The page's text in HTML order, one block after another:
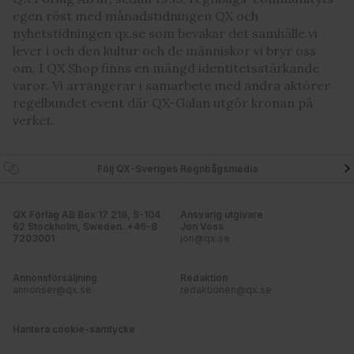
egen röst med månadstidningen QX och
nyhetstidningen qx.se som bevakar det samhälle vi
lever i och den kultur och de människor vi bryr oss
om. I QX Shop finns en mängd identitetsstärkande
varor. Vi arrangerar i samarbete med andra aktörer
regelbundet event där QX-Galan utgör kronan på
verket.
Följ QX-Sveriges Regnbågsmedia
QX Förlag AB Box 17 218, S-104
62 Stockholm, Sweden. +46-8
7203001
Ansvarig utgivare
Jon Voss
jon@qx.se
Annonsförsäljning
annonser@qx.se
Redaktion
redaktionen@qx.se
Hantera cookie-samtycke